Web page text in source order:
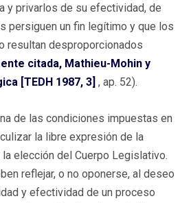
y privarlos de su efectividad, de
persiguen un fin legítimo y que los
resultan desproporcionados
citada, Mathieu-Mohin y
[TEDH 1987, 3] , ap. 52).
de las condiciones impuestas en
la libre expresión de la
elección del Cuerpo Legislativo.
reflejar, o no oponerse, al deseo
y efectividad de un proceso